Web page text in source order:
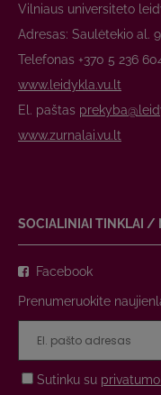
Vilniaus universiteto
Adresas: Saulėtekio al.
Telefonas +370 5 236
www.leidykla.vu.lt
El. paštas
www.zurnalai.vu.lt
SOCIALINIAI TINKLAI /
Facebook
Prenumeruokite
Sutinku su